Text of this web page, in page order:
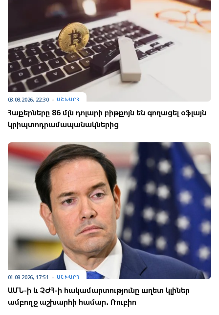
03.08.2026, 22:30 ԱՇԽԱՐՀ
Հաքերները 86 մլն դոլարի բիթքոյն են գողացել օֆլայն
կրիպտոդրամապանակներից
01.08.2026, 17:51 ԱՇԽԱՐՀ
ԱՄՆ-ի և ՉԺՀ-ի hակամարտությունը шղետ կլիներ
ամբողջ աշխարհի համար․ Ռուբիո